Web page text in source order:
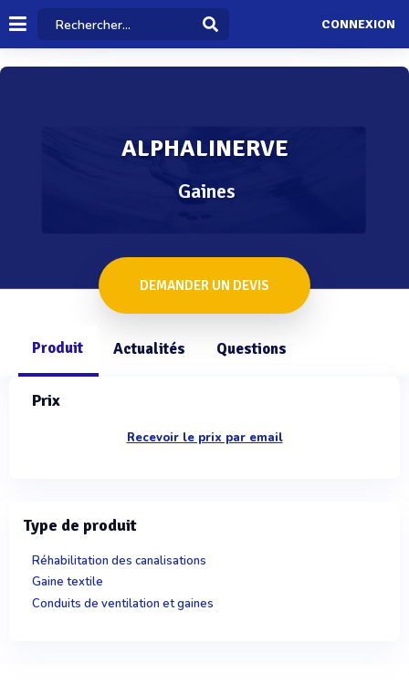
CONNEXION
ALPHALINERVE
Gaines
DEMANDER UN DEVIS
Produit Actualités Questions
Prix
Recevoir le prix par email
Type de produit
Réhabilitation des canalisations
Gaine textile
Conduits de ventilation et gaines